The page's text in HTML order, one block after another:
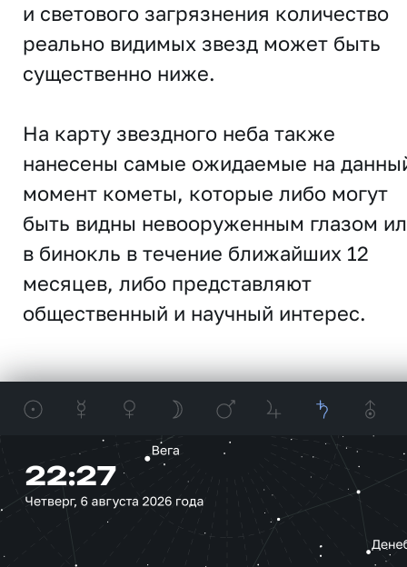
и светового загрязнения количество
реально видимых звезд может быть
существенно ниже.
На карту звездного неба также
нанесены самые ожидаемые на
момент кометы, которые либо могут
быть видны невооруженным глазом
в бинокль в течение ближайших 12
месяцев, либо представляют
общественный и научный интерес.